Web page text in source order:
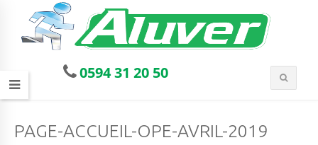
0594 31 20 50
PAGE-ACCUEIL-OPE-AVRIL-2019